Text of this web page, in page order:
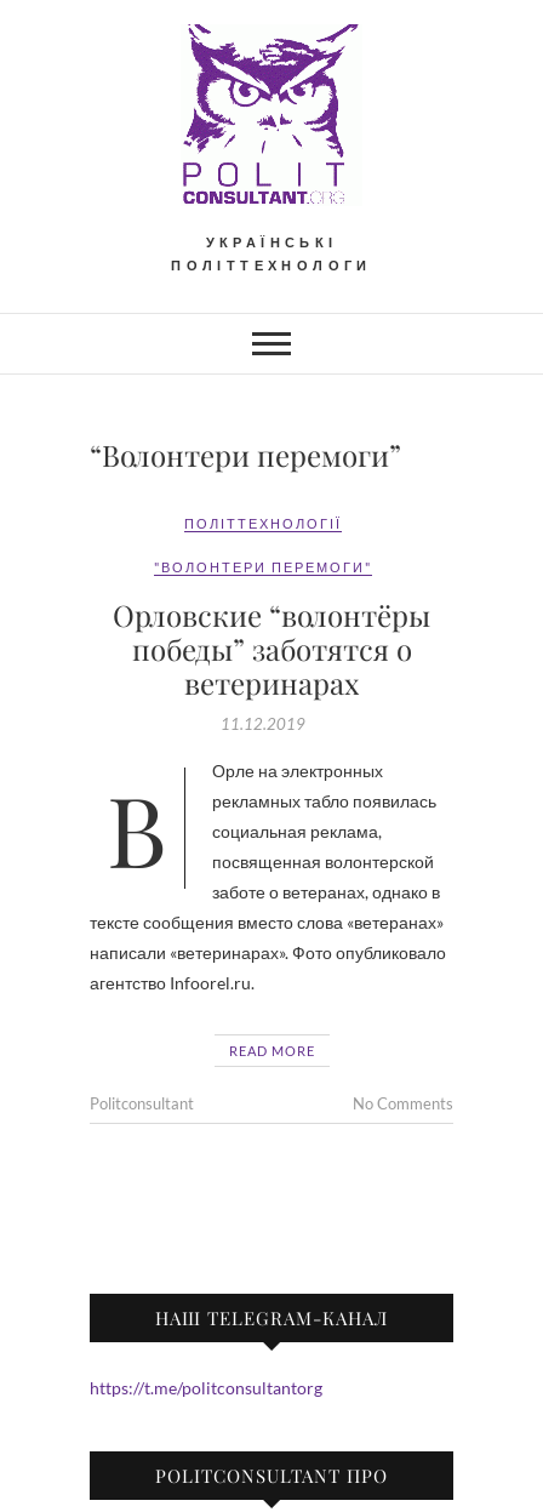
УКРАЇНСЬКІ
ПОЛІТТЕХНОЛОГИ
“Волонтери перемоги”
ПОЛІТТЕХНОЛОГІЇ
"ВОЛОНТЕРИ ПЕРЕМОГИ"
Орловские “волонтёры
победы” заботятся о
ветеринарах
11.12.2019
В Орле на электронных
рекламных табло появилась
социальная реклама,
посвященная волонтерской
заботе о ветеранах, однако в
тексте сообщения вместо слова «ветеранах»
написали «ветеринарах». Фото опубликовало
агентство Infoorel.ru.
READ MORE
Politconsultant No Comments
НАШ TELEGRAM-КАНАЛ
https://t.me/politconsultantorg
POLITCONSULTANT ПРО